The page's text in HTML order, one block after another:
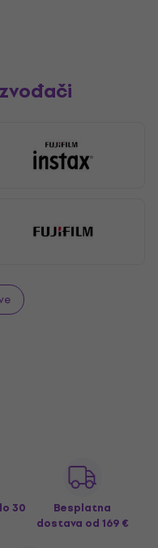
30
Besplatna
dostava od 169 €